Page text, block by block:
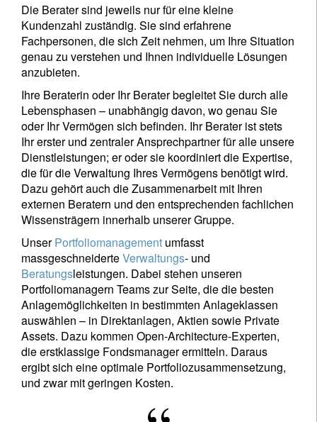
Die Berater sind jeweils nur für eine kleine
Kundenzahl zuständig. Sie sind erfahrene
Fachpersonen, die sich Zeit nehmen, um Ihre Situation
genau zu verstehen und Ihnen individuelle Lösungen
anzubieten.
Ihre Beraterin oder Ihr Berater begleitet Sie durch alle
Lebensphasen – unabhängig davon, wo genau Sie
oder Ihr Vermögen sich befinden. Ihr Berater ist stets
Ihr erster und zentraler Ansprechpartner für alle unsere
Dienstleistungen; er oder sie koordiniert die Expertise,
die für die Verwaltung Ihres Vermögens benötigt wird.
Dazu gehört auch die Zusammenarbeit mit Ihren
externen Beratern und den entsprechenden fachlichen
Wissensträgern innerhalb unserer Gruppe.
UnserPortfoliomanagement umfasst
massgeschneiderteVerwaltungs- und
Beratungsleistungen. Dabei stehen unseren
Portfoliomanagern Teams zur Seite, die die besten
Anlagemöglichkeiten in bestimmten Anlageklassen
auswählen – in Direktanlagen, Aktien sowie Private
Assets. Dazu kommen Open-Architecture-Experten,
die erstklassige Fondsmanager ermitteln. Daraus
ergibt sich eine optimale Portfoliozusammensetzung,
und zwar mit geringen Kosten.